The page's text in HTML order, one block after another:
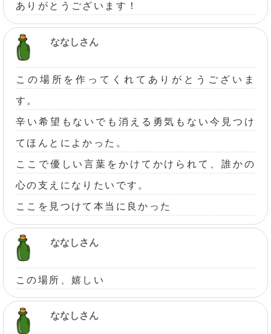
ありがとうございます！
ななしさん
この場所を作ってくれてありがとうございま
す。
辛い希望もないでも消える勇気もない今見つけ
てほんとによかった。
ここで優しい言葉をかけてかけられて、誰かの
心の支えになりたいです。
ここを見つけて本当に良かった
ななしさん
この場所、嬉しい
ななしさん